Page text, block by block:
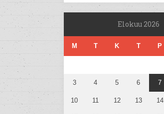
Elokuu 2026
M T K T P
3 4 5 6 7
10 11 12 13 14